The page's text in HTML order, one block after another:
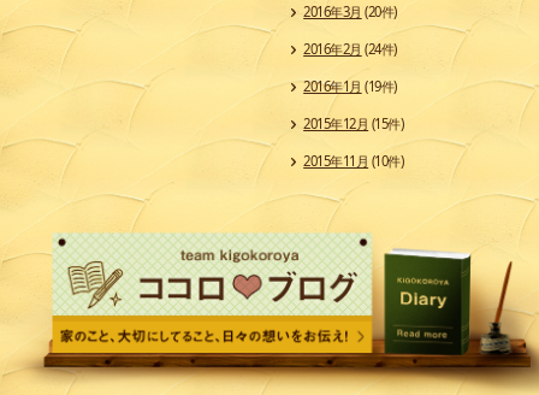
2016年3月 (20件)
2016年2月(24件)
2016年1月 (19件)
2015年12月 (15件)
2015年11月(10件)